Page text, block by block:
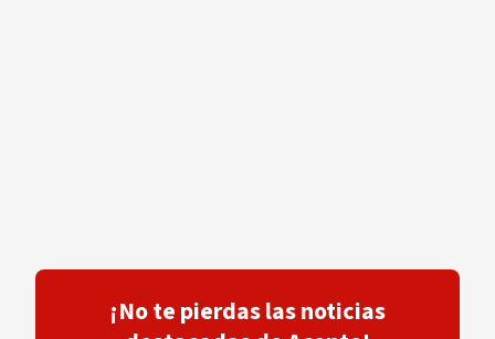
¡No te pierdas las noticias